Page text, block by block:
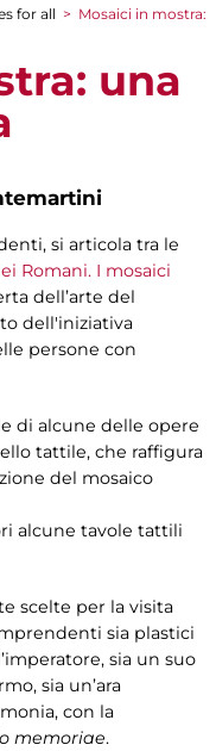
for all > Mosaici in mostra:
una
si articola tra le
Romani. I mosaici
dell’arte del
dell'iniziativa
persone con
di alcune delle opere
tattile, che raffigura
del mosaico
alcune tavole tattili
scelte per la visita
sia plastici
sia un suo
sia un’ara
con la
memoriae.